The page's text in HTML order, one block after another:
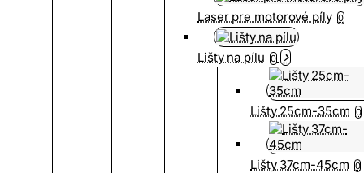
Laser pre motorové píly 0
Lišty na pílu 0
Lišty 25cm-35cm 0
Lišty 37cm-45cm 0